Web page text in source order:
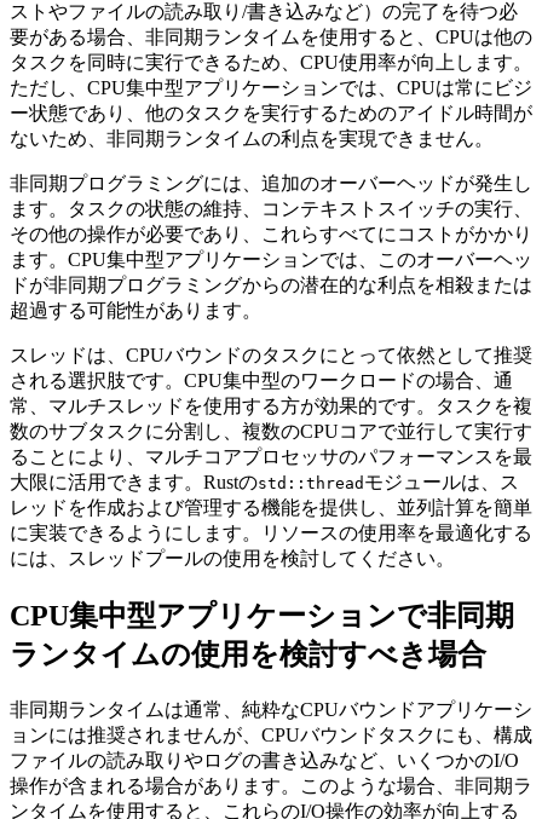
ストやファイルの読み取り/書き込みなど）の完了を待つ必
要がある場合、非同期ランタイムを使用すると、CPUは他の
タスクを同時に実行できるため、CPU使用率が向上します。
ただし、CPU集中型アプリケーションでは、CPUは常にビジ
ー状態であり、他のタスクを実行するためのアイドル時間が
ないため、非同期ランタイムの利点を実現できません。
非同期プログラミングには、追加のオーバーヘッドが発生し
ます。タスクの状態の維持、コンテキストスイッチの実行、
その他の操作が必要であり、これらすべてにコストがかかり
ます。CPU集中型アプリケーションでは、このオーバーヘッ
ドが非同期プログラミングからの潜在的な利点を相殺または
超過する可能性があります。
スレッドは、CPUバウンドのタスクにとって依然として推奨
される選択肢です。CPU集中型のワークロードの場合、通
常、マルチスレッドを使用する方が効果的です。タスクを複
数のサブタスクに分割し、複数のCPUコアで並行して実行す
ることにより、マルチコアプロセッサのパフォーマンスを最
大限に活用できます。Rustのstd::thread モジュールは、ス
レッドを作成および管理する機能を提供し、並列計算を簡単
に実装できるようにします。リソースの使用率を最適化する
には、スレッドプールの使用を検討してください。
CPU集中型アプリケーションで非同期
ランタイムの使用を検討すべき場合
非同期ランタイムは通常、純粋なCPUバウンドアプリケーシ
ョンには推奨されませんが、CPUバウンドタスクにも、構成
ファイルの読み取りやログの書き込みなど、いくつかのI/O
操作が含まれる場合があります。このような場合、非同期ラ
ンタイムを使用すると、これらのI/O操作の効率が向上する